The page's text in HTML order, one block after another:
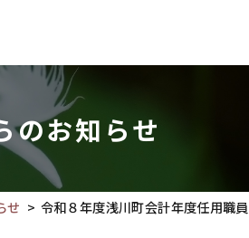
のお知らせ
せ 令和８年度浅川町会計年度任用職